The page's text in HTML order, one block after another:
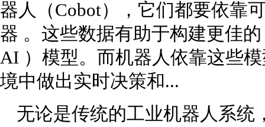
器人（Cobot），它们都要依靠
器 。这些数据有助于构建更佳
AI ）模型。而机器人依靠这些
境中做出实时决策和...
无论是传统的工业机器人系统